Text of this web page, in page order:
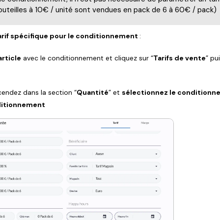
à 10€ / unité sont vendues en pack de 6 à 60€ / pack)
spécifique pour le conditionnement :
avec le conditionnement et cliquez sur “Tarifs de vente”
dans la section “Quantité” et sélectionnez le